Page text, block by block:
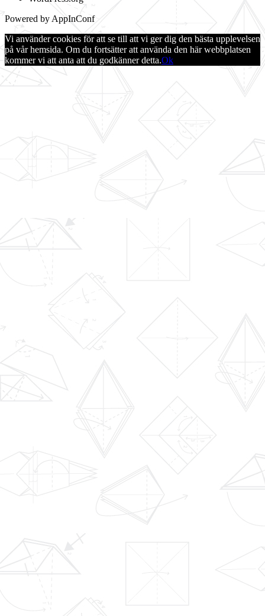
Powered by AppInConf
Vi använder cookies för att se till att vi ger dig den bästa upplevelsen
på vår hemsida. Om du fortsätter att använda den här webbplatsen
kommer vi att anta att du godkänner detta.Ok